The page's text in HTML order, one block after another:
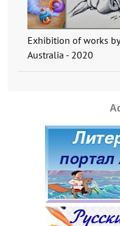
Exhibition of works
Australia - 2020